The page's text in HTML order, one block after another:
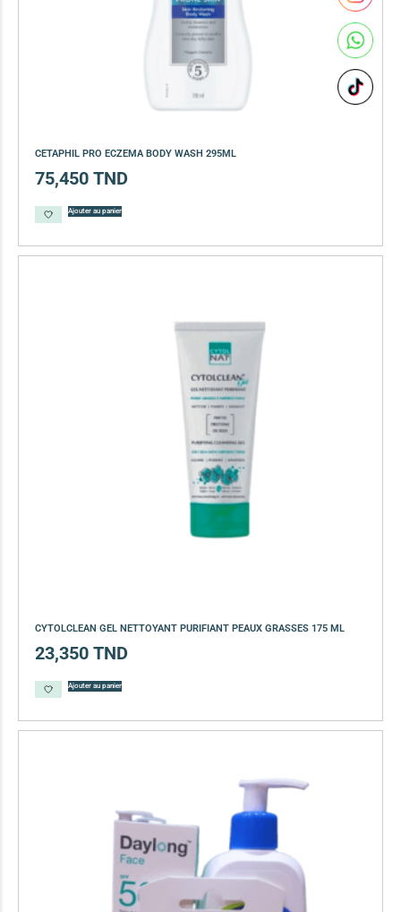
CETAPHIL PRO ECZEMA BODY WASH 295ML
75,450 TND
Ajouter au panier
CYTOLCLEAN GEL NETTOYANT PURIFIANT PEAUX GRASSES 175 ML
23,350 TND
Ajouter au panier